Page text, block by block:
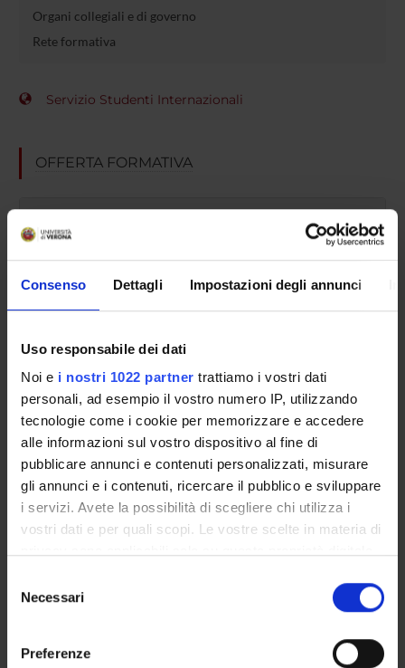
Consenso Dettagli Impostazioni degli annunci
Uso responsabile dei dati
Noi e i nostri 1022 partner trattiamo i vostri dati
personali, ad esempio il vostro numero IP, utilizzando
tecnologie come i cookie per memorizzare e accedere
alle informazioni sul vostro dispositivo al fine di
pubblicare annunci e contenuti personalizzati, misurare
gli annunci e i contenuti, ricercare il pubblico e sviluppare
i servizi. Avete la possibilità di scegliere chi utilizza i
vostri dati e per quali scopi. Le vostre scelte in materia di
modificare o revocare il proprio consenso in qualsiasi
momento dalla Dichiarazione sui cookie o facendo clic
delNecessari
Preferenze
Organi collegiali e di governo
Rete formativa
Servizio Studenti Internazionali
OFFERTA FORMATIVA
SEMESTRE FILTRO
CORSI DI LAUREA MAGISTRALE
Presentazione
Allergologia ed Immunologia Clinica
deve avere maturato conoscenze teoriche, scientifiche e
terapia delle malattie a patogenesi immunologica e/o